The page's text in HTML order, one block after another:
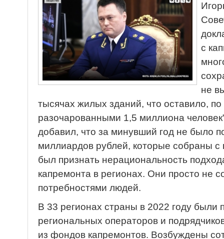
с
не
тысячах жилых зданий, что оставило,
разочарованными 1,5 миллиона
добавил, что за минувший год не было
миллиардов рублей, которые собраны
был признать нерациональность
капремонта в регионах. Они просто не
потребностями людей.
В 33 регионах страны в 2022 году были
региональных операторов и
из фондов капремонтов. Возбуждены